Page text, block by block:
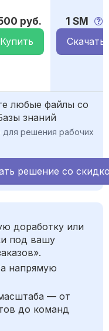
руб.
Купить
1 SM
Скачать
любые файлы со
знаний
решения рабочих
решение со
доработку или
под вашу
напрямую
— от
до команд